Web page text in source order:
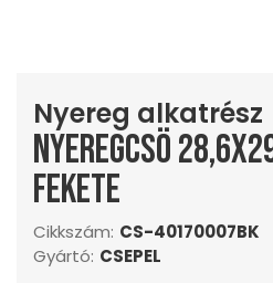
Nyereg alkatrész
Nyeregcsö
fekete
Cikkszám: CS-40170007BK
Gyártó: CSEPEL